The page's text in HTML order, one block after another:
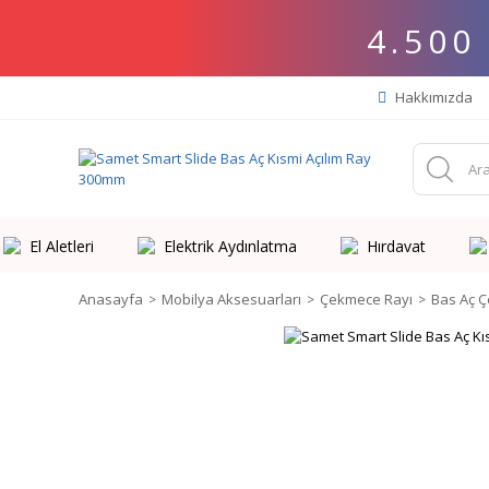
4.500
Hakkımızda
El Aletleri Elektrik Aydınlatma Hırdavat
Anasayfa Mobilya Aksesuarları Çekmece Rayı Bas Aç